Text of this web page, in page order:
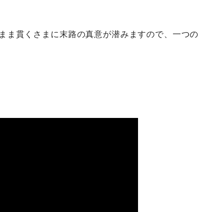
ま貫くさまに末路の真意が潜みますので、一つの